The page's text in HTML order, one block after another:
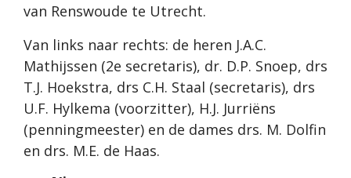
van Renswoude te Utrecht.
Van links naar rechts: de heren J.A.C.
Mathijssen (2e secretaris), dr. D.P. Snoep, drs
T.J. Hoekstra, drs C.H. Staal (secretaris), drs
U.F. Hylkema (voorzitter), H.J. Jurriëns
(penningmeester) en de dames drs. M. Dolfin
en drs. M.E. de Haas.